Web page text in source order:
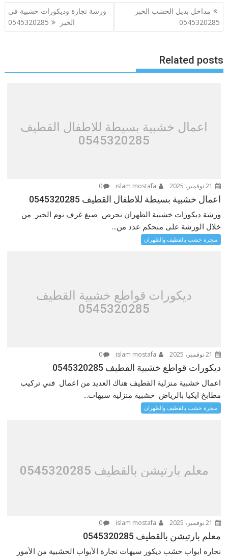
تصفّح
المقالات
مداخل بديل الخشب الخبر
0545320285
ورشة نجارة وديكورات خشبية في
الخبر 0545320285
Related posts
اعمال خشبية بسيطة للاطفال القطيف
0545320285
0
اعمال خشبية بسيطة للاطفال القطيف 0545320285
ورشة ديكورات خشبية الظهران نحرص صبغ غرف نوم الخبر من
خلال الورشة على منحكم عدد من...
منجرة خشب بالقطيف والظهران
ديكورات قواطع خشبية القطيف
0545320285
0
ديكورات قواطع خشبية القطيف 0545320285
اعمال خشبية منزلية القطيف هناك العديد من اعمال فني تركيب
مطابخ ايكيا بالرياض خشبية منزلية سيهات...
منجرة خشب بالقطيف والظهران
معلم بارتيشن بالقطيف 0545320285
0
معلم بارتيشن بالقطيف 0545320285
نجاره ابواب خشب ديكور سيهات نجارة الأبواب الخشبية من الأمور